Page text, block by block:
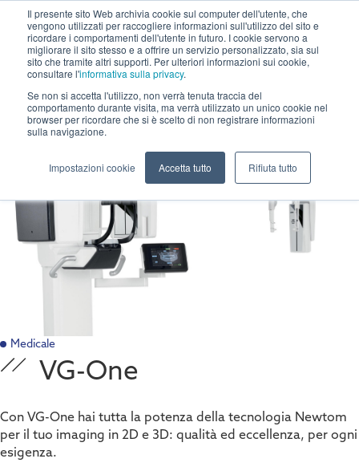
Il presente sito Web archivia cookie sul computer dell'utente, che
vengono utilizzati per raccogliere informazioni sull'utilizzo del sito e
ricordare i comportamenti dell'utente in futuro. I cookie servono a
migliorare il sito stesso e a offrire un servizio personalizzato, sia sul
sito che tramite altri supporti. Per ulteriori informazioni sui cookie,
consultare l'informativa sulla privacy.
Se non si accetta l'utilizzo, non verrà tenuta traccia del
comportamento durante visita, ma verrà utilizzato un unico cookie nel
browser per ricordare che si è scelto di non registrare informazioni
sulla navigazione.
Impostazioni cookie Accetta tutto Rifiuta tutto
Medicale
VG-One
Con VG-One hai tutta la potenza della tecnologia Newtom
per il tuo imaging in 2D e 3D: qualità ed eccellenza, per ogni
esigenza.